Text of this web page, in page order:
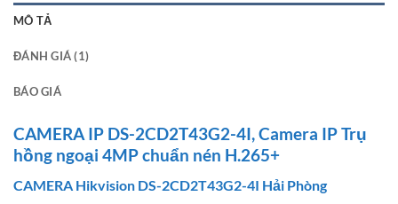
MÔ TẢ
ĐÁNH GIÁ (1)
BÁO GIÁ
CAMERA IP DS-2CD2T43G2-4I, Camera IP Trụ
hồng ngoại 4MP chuẩn nén H.265+
CAMERA Hikvision DS-2CD2T43G2-4I Hải Phòng